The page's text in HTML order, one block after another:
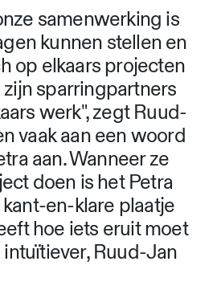
samenwerking is
kunnen stellen en
op elkaars projecten
sparringpartners
werk", zegt Ruud-
vaak aan een woord
aan. Wanneer ze
doen is het Petra
en-klare plaatje
hoe iets eruit moet
intuïtiever, Ruud-Jan